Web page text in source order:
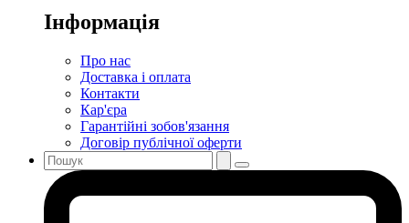
Інформація
Про нас
Доставка і оплата
Контакти
Кар'єра
Гарантійні зобов'язання
Договір публічної оферти